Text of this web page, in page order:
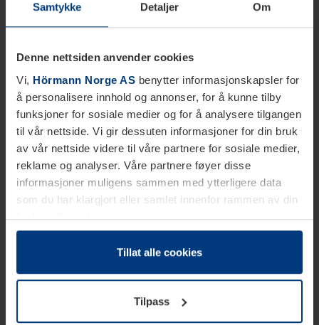
Samtykke Detaljer Om
Denne nettsiden anvender cookies
Vi, Hörmann Norge AS benytter informasjonskapsler for
å personalisere innhold og annonser, for å kunne tilby
funksjoner for sosiale medier og for å analysere tilgangen
til vår nettside. Vi gir dessuten informasjoner for din bruk
av vår nettside videre til våre partnere for sosiale medier,
reklame og analyser. Våre partnere føyer disse
informasjoner muligens sammen med ytterligere data
som du har klargjort eller samlet innenfor rammen av din
bruk av tjenestene.
Etter loven kan vi lagre informasjonskapsler på din
datamaskin, hvis disse er absolutt nødvendig for drift av
trenger vi din tillatelse. Du kan når som helst endre eller
tilbakekalle ditt samtykke i forklaringen av
informasjonskapselen på sidenPersonvernerklæringpå
Tillat alle cookies
Tilpass